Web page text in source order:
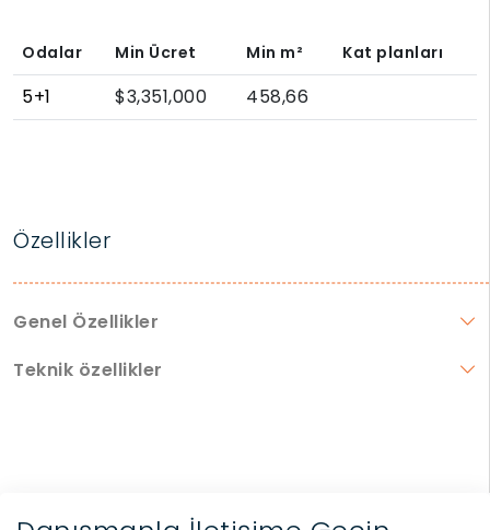
Odalar Min Ücret Min m² Kat planları
5+1 $3,351,000 458,66
Özellikler
Genel Özellikler
Teknik özellikler